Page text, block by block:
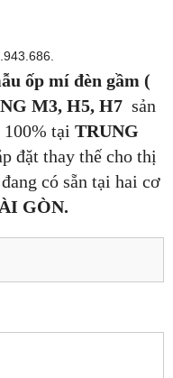
ốp mí đèn gầm (
M3, H5, H7 sản
tại TRUNG
đặt thay thế cho thị
có sẵn tại hai cơ
GÒN.